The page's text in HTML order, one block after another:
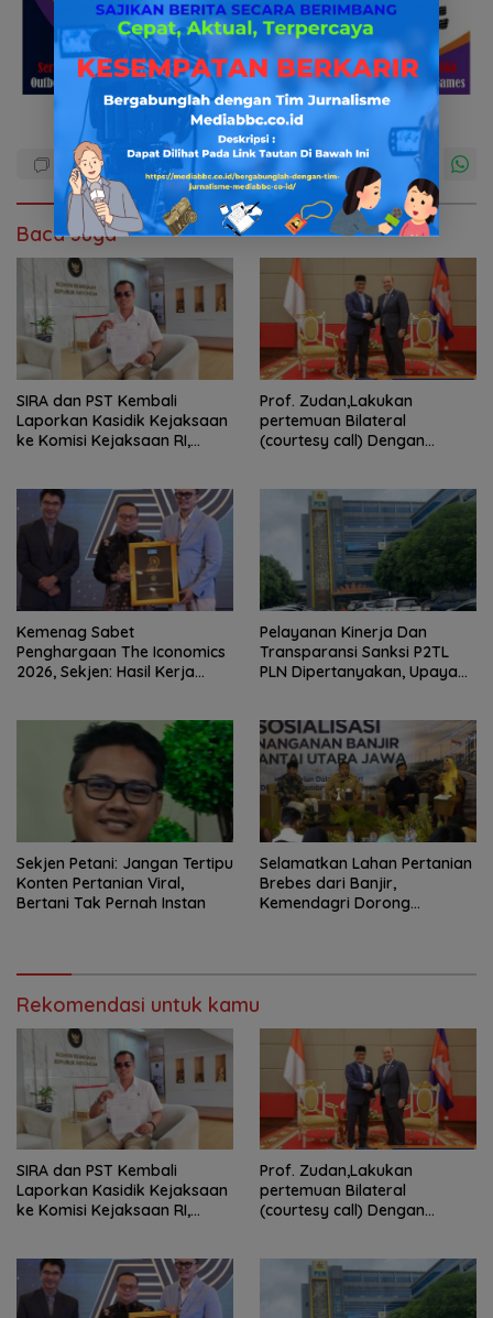
Baca Juga
SIRA dan PST Kembali
Laporkan Kasidik Kejaksaan
ke Komisi Kejaksaan RI,
Penanganan Kasus Irigasi Air
Lemutu
Prof. Zudan,Lakukan
pertemuan Bilateral
(courtesy call) Dengan
Siapkan Indonesia Jadi Pusat
Kolaborasi ASN ASEAN
Kemenag Sabet
Penghargaan The Iconomics
2026, Sekjen: Hasil Kerja
Pelayanan Kinerja Dan
Transparansi Sanksi P2TL
PLN Dipertanyakan, Upaya
Sekjen Petani: Jangan Tertipu
Konten Pertanian Viral,
Bertani Tak Pernah Instan
Selamatkan Lahan Pertanian
Brebes dari Banjir,
Kemendagri Dorong
Rekomendasi untuk kamu
SIRA dan PST Kembali
Laporkan Kasidik Kejaksaan
ke Komisi Kejaksaan RI,
Penanganan Kasus Irigasi Air
Lemutu
Prof. Zudan,Lakukan
pertemuan Bilateral
(courtesy call) Dengan
Siapkan Indonesia Jadi Pusat
Kolaborasi ASN ASEAN